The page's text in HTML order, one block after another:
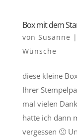
Box mit dem
von Susanne |
Wünsche
diese kleine
Ihrer
mal vielen
hatte ich dann
vergessen 🙁